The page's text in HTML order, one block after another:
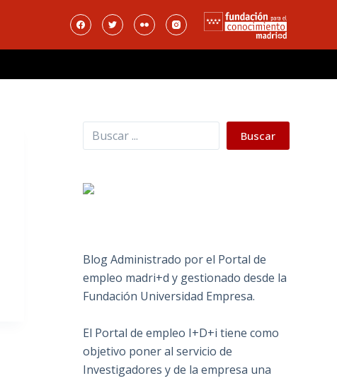
Buscar Buscar
Blog Administrado por el Portal de
empleo madri+d y gestionado desde la
Fundación Universidad Empresa.
El Portal de empleo I+D+i tiene como
objetivo poner al servicio de
Investigadores y de la empresa una